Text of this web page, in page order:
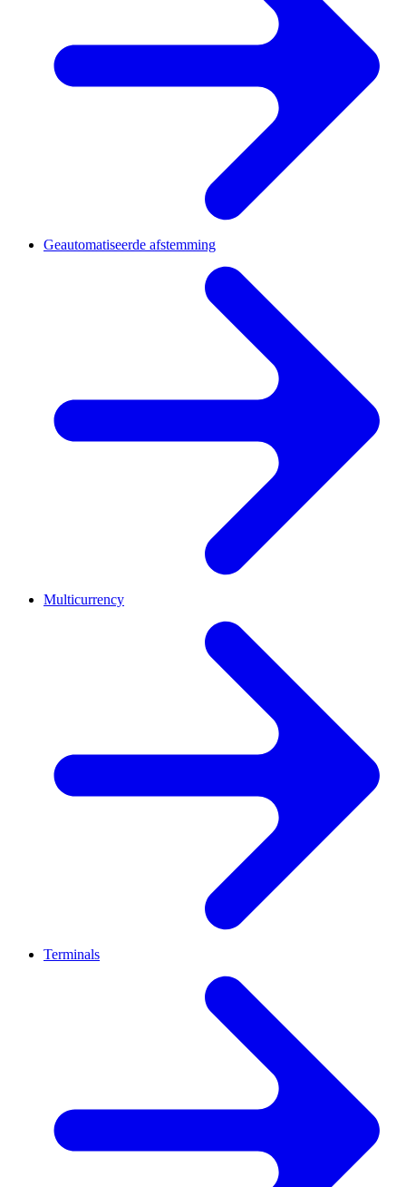
Geautomatiseerde afstemming
Multicurrency
Terminals